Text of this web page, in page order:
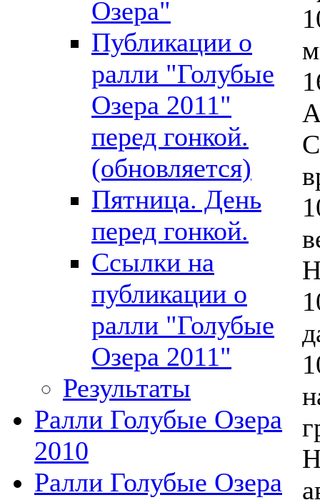
Озера"
Публикации о
ралли "Голубые
Озера 2011"
перед гонкой.
(обновляется)
Пятница. День
перед гонкой.
Ссылки на
публикации о
ралли "Голубые
Озера 2011"
Результаты
Ралли Голубые Озера
2010
Ралли Голубые Озера